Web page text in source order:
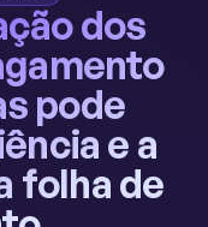
dos
pode
e a
folha de